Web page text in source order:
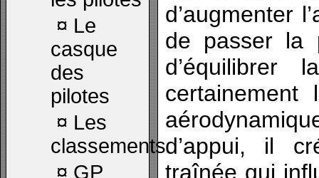
¤ Le
casque
des
pilotes
¤ Les
classements
¤ GP
d’augmenter
de passer la
d’équilibrer
certainement
d’appui, il
traînée qui